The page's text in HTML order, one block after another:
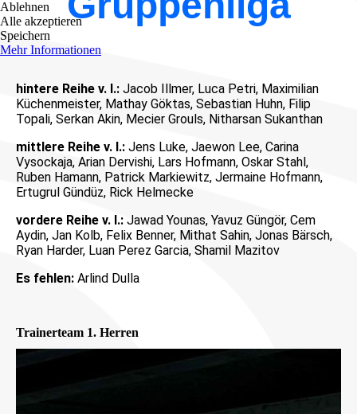
hintere Reihe v. l.: Jacob Illmer, Luca Petri, Maximilian
Küchenmeister, Mathay Göktas, Sebastian Huhn, Filip
Topali, Serkan Akin, Mecier Grouls, Nitharsan Sukanthan
mittlere Reihe v. l.: Jens Luke, Jaewon Lee, Carina
Vysockaja, Arian Dervishi, Lars Hofmann, Oskar Stahl,
Ruben Hamann, Patrick Markiewitz, Jermaine Hofmann,
Ertugrul Gündüz, Rick Helmecke
vordere Reihe v. l.: Jawad Younas, Yavuz Güngör, Cem
Aydin, Jan Kolb, Felix Benner, Mithat Sahin, Jonas Bärsch,
Ryan Harder, Luan Perez Garcia, Shamil Mazitov
Es fehlen: Arlind Dulla
Trainerteam 1. Herren
Ablehnen
Alle akzeptieren
Speichern
Mehr Informationen